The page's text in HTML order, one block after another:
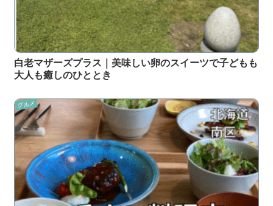
白老マザーズプラス｜美味しい卵のスイーツで子どもも
大人も癒しのひととき
グルメ